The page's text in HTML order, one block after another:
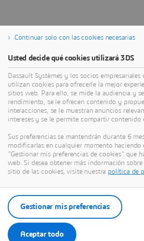
nuestras soluciones
simulación en línea?
Continuar solo con las cookies necesarias
Usted decide qué cookies utilizará 3DS
Dassault Systèmes y los socios empresariales
utilizan cookies para ofrecerle la mejor
sitios web. Para ello, se mide la audiencia y
rendimiento, se le ofrecen contenido y
interacciones, se le muestran anuncios
intereses y se le permite compartir contenido
Sus preferencias se mantendrán durante 6
modificarlas en cualquier momento haciendo
"Gestionar mis preferencias de cookies" que
web. Si desea obtener más indormación
sitio de las cookies, visite nuestra política de
Aceptar todo
Gestionar mis preferencias